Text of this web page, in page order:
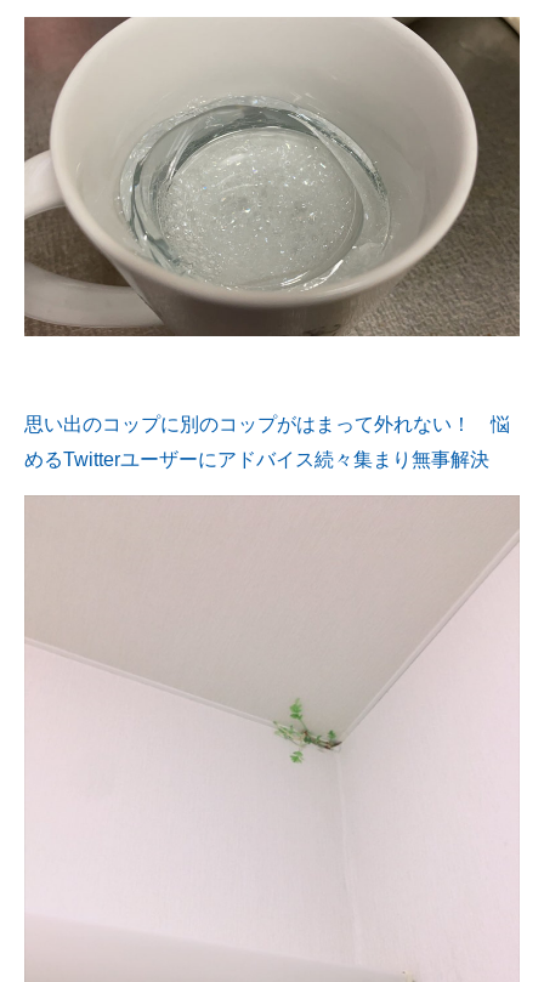
思い出のコップに別のコップがはまって外れない！ 悩
めるTwitterユーザーにアドバイス続々集まり無事解決